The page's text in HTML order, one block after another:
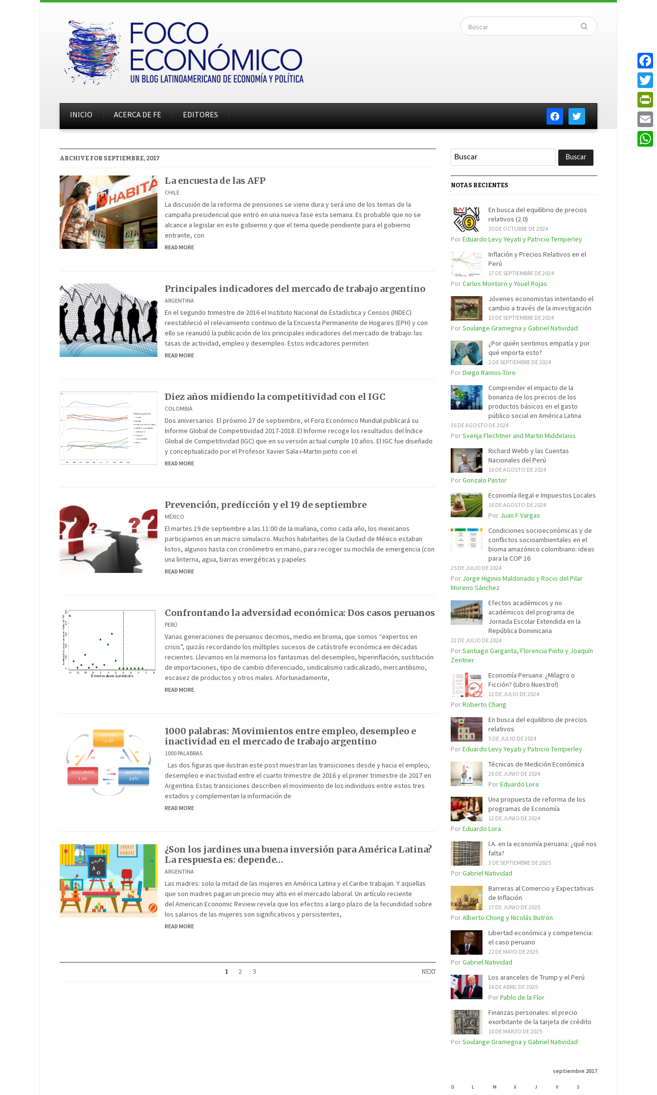
facebooktwitter
INICIO ACERCA DE FE EDITORES
ARCHIVE FOR SEPTIEMBRE, 2017
La encuesta de las AFP
CHILE
La discusión de la reforma de pensiones se viene dura y será uno de los temas de la
campaña presidencial que entró en una nueva fase esta semana. Es probable que no se
alcance a legislar en este gobierno y que el tema quede pendiente para el gobierno
entrante, con
READ MORE
Principales indicadores del mercado de trabajo argentino
ARGENTINA
En el segundo trimestre de 2016 el Instituto Nacional de Estadística y Censos (INDEC)
reestableció el relevamiento continuo de la Encuesta Permanente de Hogares (EPH) y con
ello se reanudó la publicación de los principales indicadores del mercado de trabajo: las
tasas de actividad, empleo y desempleo. Estos indicadores permiten
READ MORE
Diez años midiendo la competitividad con el IGC
COLOMBIA
Dos aniversarios El próximo 27 de septiembre, el Foro Económico Mundial publicará su
Informe Global de Competitividad 2017-2018. El Informe recoge los resultados del Índice
Global de Competitividad (IGC) que en su versión actual cumple 10 años. El IGC fue diseñado
y conceptualizado por el Profesor Xavier Sala-i-Martin junto con el
READ MORE
Prevención, predicción y el 19 de septiembre
MÉXICO
El martes 19 de septiembre a las 11:00 de la mañana, como cada año, los mexicanos
participamos en un macro simulacro. Muchos habitantes de la Ciudad de México estaban
listos, algunos hasta con cronómetro en mano, para recoger su mochila de emergencia (con
una linterna, agua, barras energéticas y papeles
READ MORE
Confrontando la adversidad económica: Dos casos peruanos
PERÚ
Varias generaciones de peruanos decimos, medio en broma, que somos “expertos en
crisis”, quizás recordando los múltiples sucesos de catástrofe económica en décadas
recientes. Llevamos en la memoria los fantasmas del desempleo, hiperinflación, sustitución
de importaciones, tipo de cambio diferenciado, sindicalismo radicalizado, mercantilismo,
escasez de productos y otros males. Afortunadamente,
READ MORE
1000 palabras: Movimientos entre empleo, desempleo e
inactividad en el mercado de trabajo argentino
1000 PALABRAS
Las dos figuras que ilustran este post muestran las transiciones desde y hacia el empleo,
desempleo e inactividad entre el cuarto trimestre de 2016 y el primer trimestre de 2017 en
Argentina. Estas transiciones describen el movimiento de los individuos entre estos tres
estados y complementan la información de
READ MORE
¿Son los jardines una buena inversión para América Latina?
La respuesta es: depende…
ARGENTINA
Las madres: solo la mitad de las mujeres en América Latina y el Caribe trabajan. Y aquellas
que son madres pagan un precio muy alto en el mercado laboral. Un artículo reciente
del American Economic Review revela que los efectos a largo plazo de la fecundidad sobre
los salarios de las mujeres son significativos y persistentes,
READ MORE
1 2 3 NEXT
NOTAS RECIENTES
En busca del equilibrio de precios
relativos (2.0)
30 DE OCTUBRE DE 2024
PorEduardo Levy Yeyati y Patricio Temperley
Inflación y Precios Relativos en el
Perú
17 DE SEPTIEMBRE DE 2024
PorCarlos Montoro y Youel Rojas
Jóvenes economistas intentando el
cambio a través de la investigación
13 DE SEPTIEMBRE DE 2024
PorSoulange Gramegna y Gabriel Natividad
¿Por quién sentimos empatía y por
qué importa esto?
2 DE SEPTIEMBRE DE 2024
PorDiego Ramos-Toro
Comprender el impacto de la
bonanza de los precios de los
productos básicos en el gasto
público social en América Latina
26 DE AGOSTO DE 2024
PorSvenja Flechtner and Martin Middelanis
Richard Webb y las Cuentas
Nacionales del Perú
16 DE AGOSTO DE 2024
PorGonzalo Pastor
Economía Ilegal e Impuestos Locales
16 DE AGOSTO DE 2024
Por Juan F Vargas
Condiciones socioeconómicas y de
conflictos socioambientales en el
bioma amazónico colombiano: ideas
para la COP 16
25 DE JULIO DE 2024
Por Jorge Higinio Maldonado y Rocio del Pilar
Moreno Sánchez
Efectos académicos y no
académicos del programa de
Jornada Escolar Extendida en la
República Dominicana
22 DE JULIO DE 2024
PorSantiago Garganta, Florencia Pinto y Joaquín
Zentner
Economía Peruana: ¿Milagro o
Ficción? (Libro Nuestro!)
12 DE JULIO DE 2024
PorRoberto Chang
En busca del equilibrio de precios
relativos
5 DE JULIO DE 2024
PorEduardo Levy Yeyati y Patricio Temperley
Técnicas de Medición Económica
26 DE JUNIO DE 2024
PorEduardo Lora
Una propuesta de reforma de los
programas de Economía
12 DE JUNIO DE 2024
PorEduardo Lora
I.A. en la economía peruana: ¿qué nos
falta?
3 DE SEPTIEMBRE DE 2025
PorGabriel Natividad
Barreras al Comercio y Expectativas
de Inflación
17 DE JUNIO DE 2025
PorAlberto Chong y Nicolás Butrón
Libertad económica y competencia:
el caso peruano
22 DE MAYO DE 2025
PorGabriel Natividad
Los aranceles de Trump y el Perú
16 DE ABRIL DE 2025
PorPablo de la Flor
Finanzas personales: el precio
exorbitante de la tarjeta de crédito
10 DE MARZO DE 2025
PorSoulange Gramegna y Gabriel Natividad
septiembre 2017
D L M X J V S
Email